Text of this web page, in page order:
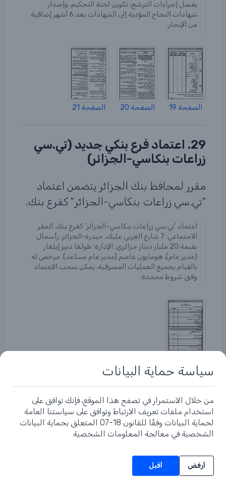
يفصل إجراءات الترشح، تكوين لجنة التحكيم، وإصدار
شهادات النجاح المؤدية إلى الشهادات بعد 6 أشهر إضافية
من الإبحار.
الصفحة 19 الصفحة 20 الصفحة 21
29. اعتماد فرع بنكي جديد (تي.سي
زراعات بنكاسي-الجزائر)
مقرر لمحافظ بنك الجزائر يتضمن اعتماد
"تي.سي زراعات بنكاسي-الجزائر" كفرع بنك.
اعتماد 'تي.سي زراعات بنكاسي-الجزائر' كفرع بنك. المقر
الاجتماعي: 7 شارع العربي عليك، حيدرة-الجزائر. رأسمال
بقيمة 20 مليار دينار جزائري. الإدارة: طولغا دنيز إيلغار
(مدير عام)، هومايون عاصم (مدير عام مساعد). مرخص له
بالقيام بجميع العمليات المصرفية. يمكن سحب الاعتماد
وفق شروط محددة.
احصل على آخر أخبار الجريدة الرسمية
الجزائرية فور صدورها
سياسة حماية البيانات
من خلال الاستمرار في تصفح هذا الموقع، فإنك توافق على
استخدام ملفات تعريف الارتباط وتوافق على سياستنا العامة
لحماية البيانات وفقًا للقانون 18-07 المتعلق بحماية البيانات
الشخصية في معالجة المعلومات الشخصية.
أرفض أقبل